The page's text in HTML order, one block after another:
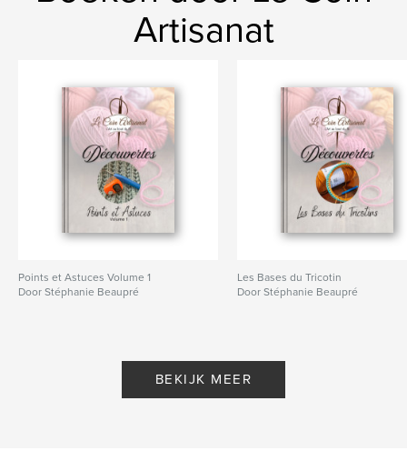
Artisanat
Points et Astuces Volume 1
Door Stéphanie Beaupré
Les Bases du Tricotin
Door Stéphanie Beaupré
BEKIJK MEER